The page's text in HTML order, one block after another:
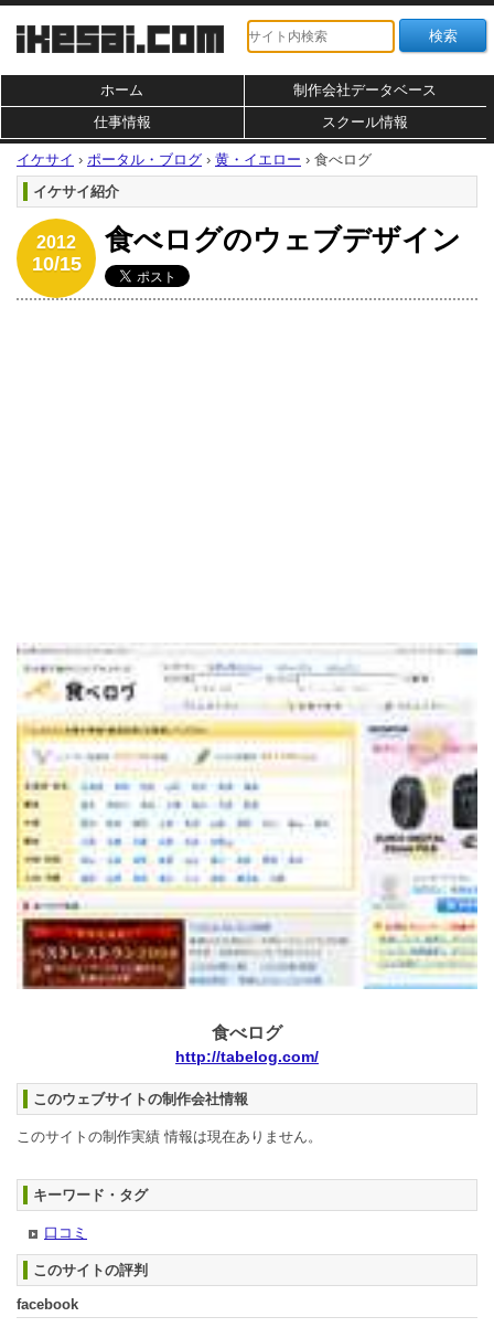
ホーム
制作会社データベース
仕事情報
スクール情報
イケサイ › ポータル・ブログ › 黄・イエロー › 食べログ
イケサイ紹介
2012
10/15
食べログのウェブデザイン
食べログ
http://tabelog.com/
このウェブサイトの制作会社情報
このサイトの制作実績 情報は現在ありません。
キーワード・タグ
口コミ
このサイトの評判
facebook